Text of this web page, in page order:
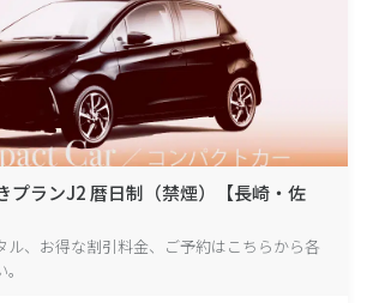
プランJ2 暦日制（禁煙）【長崎・佐
ル、お得な割引料金、ご予約はこちらから各